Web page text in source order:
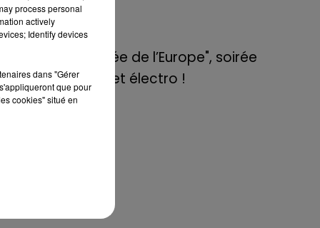
de E=M6
8 mai 2022
Aix : "Journée de l’Europe", soirée
danse et set électro !
process personal
actively
Identify devices
dans "Gérer
que pour
cookies" situé en